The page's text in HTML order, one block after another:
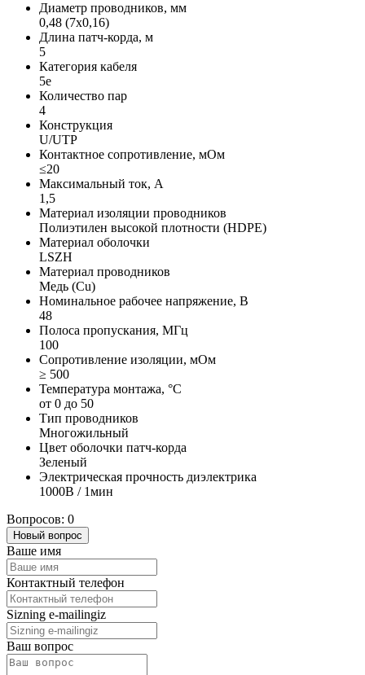
Диаметр проводников, мм
0,48 (7х0,16)
Длина патч-корда, м
5
Категория кабеля
5e
Количество пар
4
Конструкция
U/UTP
Контактное сопротивление, мОм
≤20
Максимальный ток, А
1,5
Материал изоляции проводников
Полиэтилен высокой плотности (HDPE)
Материал оболочки
LSZH
Материал проводников
Медь (Сu)
Номинальное рабочее напряжение, В
48
Полоса пропускания, МГц
100
Сопротивление изоляции, мОм
≥ 500
Температура монтажа, °C
от 0 до 50
Тип проводников
Многожильный
Цвет оболочки патч-корда
Зеленый
Электрическая прочность диэлектрика
1000В / 1мин
Вопросов: 0
Новый вопрос
Ваше имя
Контактный телефон
Sizning e-mailingiz
Ваш вопрос